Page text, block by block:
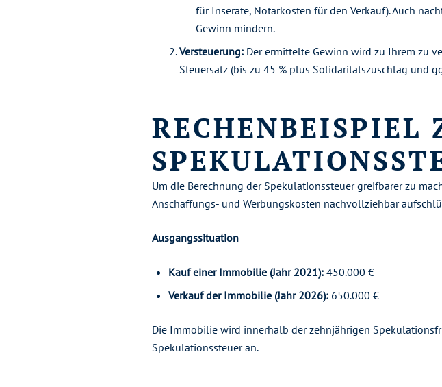
für Inserate, Notarkosten für den Verkauf). Auch
Gewinn mindern.
Versteuerung: Der ermittelte Gewinn wird zu Ihrem zu
Steuersatz (bis zu 45 % plus Solidaritätszuschlag und
RECHENBEISPIEL
Um die Berechnung der Spekulationssteuer greifbarer zu
Anschaffungs- und Werbungskosten nachvollziehbar
Ausgangssituation
Kauf einer Immobilie (Jahr 2021): 450.000 €
Verkauf der Immobilie (Jahr 2026): 650.000 €
Die Immobilie wird innerhalb der zehnjährigen
Spekulationssteuer an.